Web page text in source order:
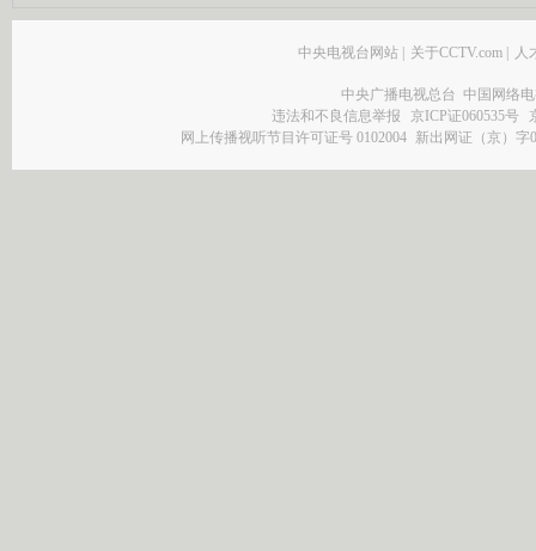
中央电视台网站 | 关于CCTV.com | 人
中央广播电视总台 中国网络
违法和不良信息举报
京ICP证060535号
网上传播视听节目许可证号 0102004 新出网证（京）